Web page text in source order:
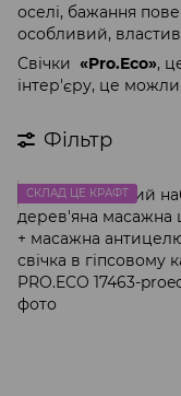
оселі, бажання
особливий,
Свічки «Pro.Eco»,
інтер'єру, це
Фільтр
СКЛАД ЦЕ КРАФТ